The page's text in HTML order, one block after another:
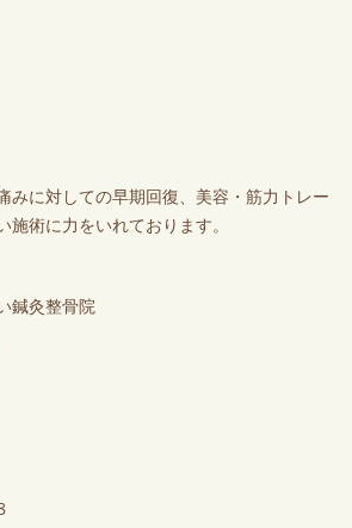
みに対しての早期回復、美容・筋力トレー
施術に力をいれております。
灸整骨院